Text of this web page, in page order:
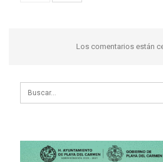
Los comentarios están